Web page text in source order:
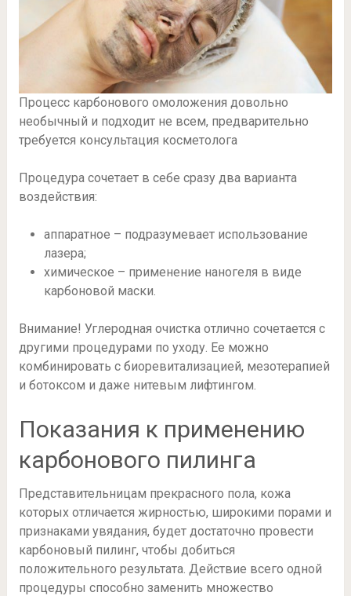
Процесс карбонового омоложения довольно
необычный и подходит не всем, предварительно
требуется консультация косметолога
Процедура сочетает в себе сразу два варианта
воздействия:
аппаратное – подразумевает использование
лазера;
химическое – применение наногеля в виде
карбоновой маски.
Внимание! Углеродная очистка отлично сочетается с
другими процедурами по уходу. Ее можно
комбинировать с биоревитализацией, мезотерапией
и ботоксом и даже нитевым лифтингом.
Показания к применению
карбонового пилинга
Представительницам прекрасного пола, кожа
которых отличается жирностью, широкими порами и
признаками увядания, будет достаточно провести
карбоновый пилинг, чтобы добиться
положительного результата. Действие всего одной
процедуры способно заменить множество